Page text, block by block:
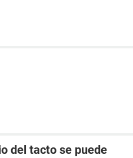
del tacto se puede